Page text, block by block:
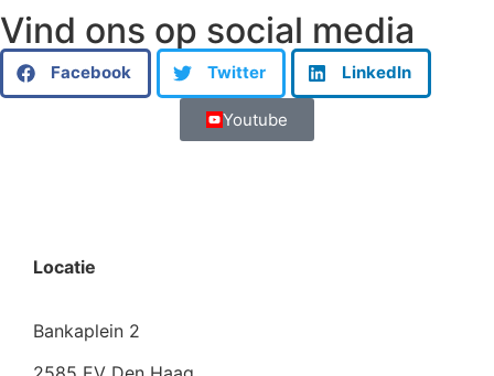
Vind ons op social media
Facebook Twitter LinkedIn
Youtube
Locatie
Bankaplein 2